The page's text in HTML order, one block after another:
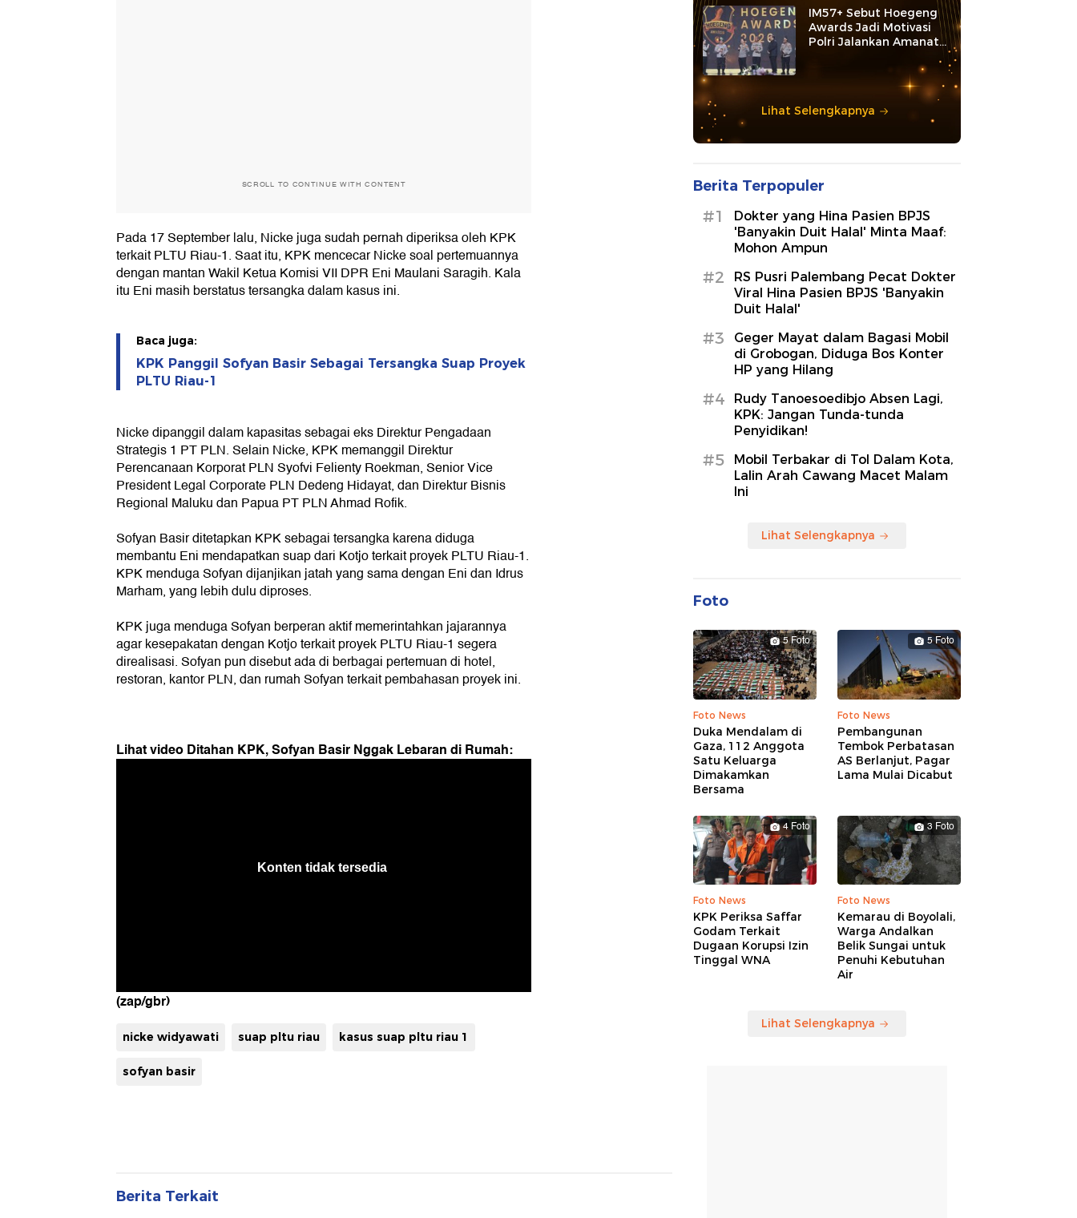
SCROLL TO CONTINUE WITH CONTENT
Pada 17 September lalu, Nicke juga sudah pernah diperiksa oleh KPK
terkait PLTU Riau-1. Saat itu, KPK mencecar Nicke soal pertemuannya
dengan mantan Wakil Ketua Komisi VII DPR Eni Maulani Saragih. Kala
itu Eni masih berstatus tersangka dalam kasus ini.
Baca juga:
KPK Panggil Sofyan Basir Sebagai Tersangka Suap Proyek
PLTU Riau-1
Nicke dipanggil dalam kapasitas sebagai eks Direktur Pengadaan
Strategis 1 PT PLN. Selain Nicke, KPK memanggil Direktur
Perencanaan Korporat PLN Syofvi Felienty Roekman, Senior Vice
President Legal Corporate PLN Dedeng Hidayat, dan Direktur Bisnis
Regional Maluku dan Papua PT PLN Ahmad Rofik.
Sofyan Basir ditetapkan KPK sebagai tersangka karena diduga
membantu Eni mendapatkan suap dari Kotjo terkait proyek PLTU Riau-1.
KPK menduga Sofyan dijanjikan jatah yang sama dengan Eni dan Idrus
Marham, yang lebih dulu diproses.
KPK juga menduga Sofyan berperan aktif memerintahkan jajarannya
agar kesepakatan dengan Kotjo terkait proyek PLTU Riau-1 segera
direalisasi. Sofyan pun disebut ada di berbagai pertemuan di hotel,
restoran, kantor PLN, dan rumah Sofyan terkait pembahasan proyek ini.
Lihat video Ditahan KPK, Sofyan Basir Nggak Lebaran di Rumah:
(zap/gbr)
nicke widyawati suap pltu riau kasus suap pltu riau 1
sofyan basir
Berita Terkait
IM57+ Sebut Hoegeng
Awards Jadi Motivasi
Polri Jalankan Amanat
Lihat Selengkapnya
Berita Terpopuler
#1
Dokter yang Hina Pasien BPJS
'Banyakin Duit Halal' Minta Maaf:
Mohon Ampun
#2
RS Pusri Palembang Pecat Dokter
Viral Hina Pasien BPJS 'Banyakin
Duit Halal'
#3
Geger Mayat dalam Bagasi Mobil
di Grobogan, Diduga Bos Konter
HP yang Hilang
#4
Rudy Tanoesoedibjo Absen Lagi,
KPK: Jangan Tunda-tunda
Penyidikan!
#5
Mobil Terbakar di Tol Dalam Kota,
Lalin Arah Cawang Macet Malam
Ini
Lihat Selengkapnya
Foto
5 Foto
Foto News
Duka Mendalam di
Gaza, 112 Anggota
Satu Keluarga
Dimakamkan
Bersama
5 Foto
Foto News
Pembangunan
Tembok Perbatasan
AS Berlanjut, Pagar
Lama Mulai Dicabut
4 Foto
Foto News
KPK Periksa Saffar
Godam Terkait
Dugaan Korupsi Izin
Tinggal WNA
3 Foto
Foto News
Kemarau di Boyolali,
Warga Andalkan
Belik Sungai untuk
Penuhi Kebutuhan
Air
Lihat Selengkapnya